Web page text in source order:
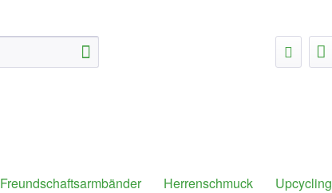
Freundschaftsarmbänder Herrenschmuck Upcycling